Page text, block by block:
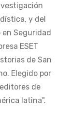
y del
en Seguridad
ESET
de San
Elegido por
de
latina".